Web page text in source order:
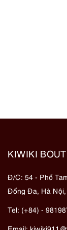
KIWIKI
Đ/C: 54 - Phố
Đống Đa, Hà Nội,
Tel: (+84) -
Email: